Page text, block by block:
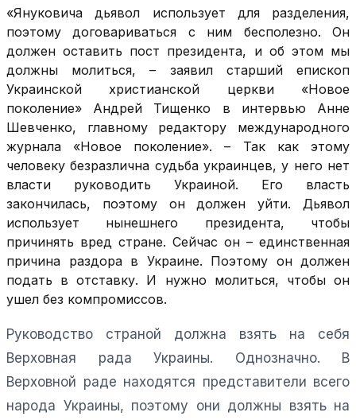
«Януковича дьявол использует для разделения,
поэтому договариваться с ним бесполезно. Он
должен оставить пост президента, и об этом мы
должны молиться, – заявил старший епископ
Украинской христианской церкви «Новое
поколение» Андрей Тищенко в интервью Анне
Шевченко, главному редактору международного
журнала «Новое поколение». – Так как этому
человеку безразлична судьба украинцев, у него нет
власти руководить Украиной. Его власть
закончилась, поэтому он должен уйти. Дьявол
использует нынешнего президента, чтобы
причинять вред стране. Сейчас он – единственная
причина раздора в Украине. Поэтому он должен
подать в отставку. И нужно молиться, чтобы он
ушел без компромиссов.
Руководство страной должна взять на себя
Верховная рада Украины. Однозначно. В
Верховной раде находятся представители всего
народа Украины, поэтому они должны взять на